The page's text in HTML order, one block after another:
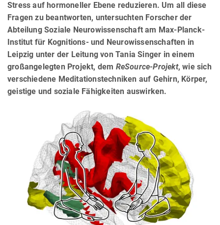
Stress auf hormoneller Ebene reduzieren. Um all diese
Fragen zu beantworten, untersuchten Forscher der
Abteilung Soziale Neurowissenschaft am Max-Planck-
Institut für Kognitions- und Neurowissenschaften in
Leipzig unter der Leitung von Tania Singer in einem
großangelegten Projekt, dem ReSource-Projekt, wie sich
verschiedene Meditationstechniken auf Gehirn, Körper,
geistige und soziale Fähigkeiten auswirken.